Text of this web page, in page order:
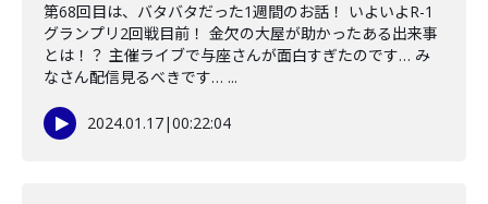
第68回目は、バタバタだった1週間のお話！ いよいよR-1
グランプリ2回戦目前！ 金欠の大屋が助かったある出来事
とは！？ 主催ライブで与座さんが面白すぎたのです… み
なさん配信見るべきです… ...
2024.01.17|00:22:04